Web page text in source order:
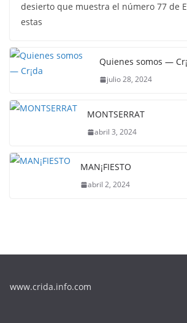
desierto que muestra el número 77 de
estas
Quienes somos —
julio 28, 2024
MONTSERRAT
abril 3, 2024
MAN¡FIESTO
abril 2, 2024
www.crida.info.com